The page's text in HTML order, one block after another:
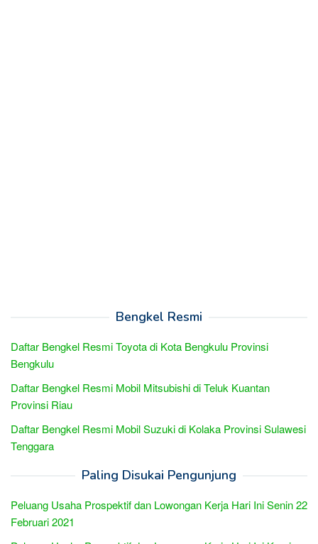
Bengkel Resmi
Daftar Bengkel Resmi Toyota di Kota Bengkulu Provinsi
Bengkulu
Daftar Bengkel Resmi Mobil Mitsubishi di Teluk Kuantan
Provinsi Riau
Daftar Bengkel Resmi Mobil Suzuki di Kolaka Provinsi Sulawesi
Tenggara
Paling Disukai Pengunjung
Peluang Usaha Prospektif dan Lowongan Kerja Hari Ini Senin 22
Februari 2021